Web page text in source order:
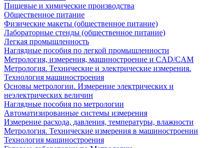
Пищевые и химические производства
Общественное питание
Физические макеты (общественное питание)
Лабораторные стенды (общественное питание)
Легкая промышленность
Наглядные пособия по легкой промышленности
Метрология, измерения, машиностроение и CAD/CAM
Метрология. Технические и электрические измерения.
Технология машиностроения
Основы метрологии. Измерение электрических и
неэлектрических величин
Наглядные пособия по метрологии
Автоматизированные системы измерения
Измерение расхода, давления, температуры, влажности
Метрология. Технические измерения в машиностроении
Технология машиностроения